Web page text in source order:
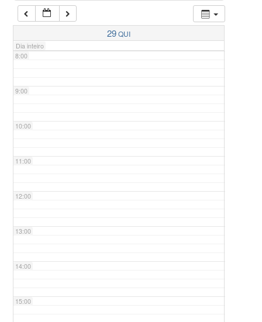
29QUI
Dia inteiro
7:00
8:00
9:00
10:00
11:00
12:00
13:00
14:00
15:00